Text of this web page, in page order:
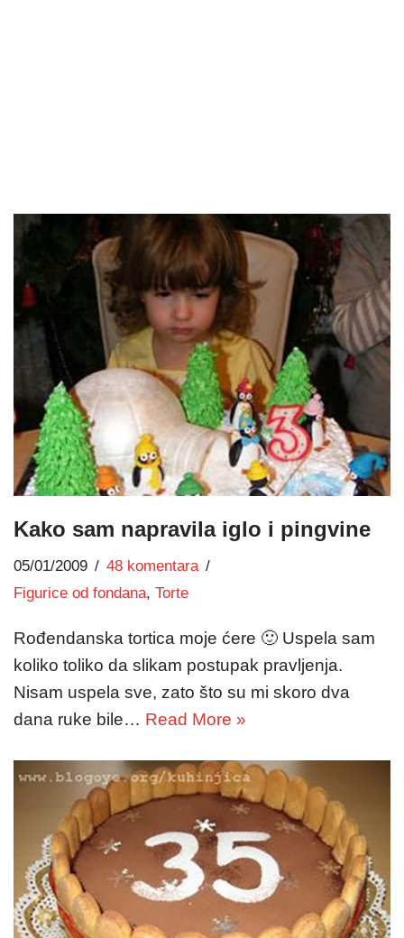
Kako sam napravila iglo i pingvine
05/01/2009
48 komentara
Figurice od fondana, Torte
Rođendanska tortica moje ćere 🙂 Uspela sam
koliko toliko da slikam postupak pravljenja.
Nisam uspela sve, zato što su mi skoro dva
dana ruke bile… Read More »